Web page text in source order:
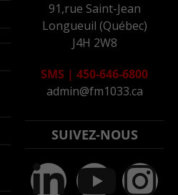
91,rue Saint-Jean
Longueuil (Québec)
J4H 2W8
SMS | 450-646-6800
admin@fm1033.ca
SUIVEZ-NOUS